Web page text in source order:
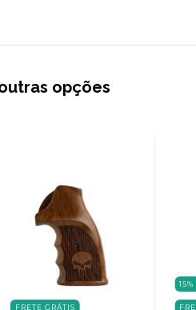
opções
FRETE GRÁTIS
15%